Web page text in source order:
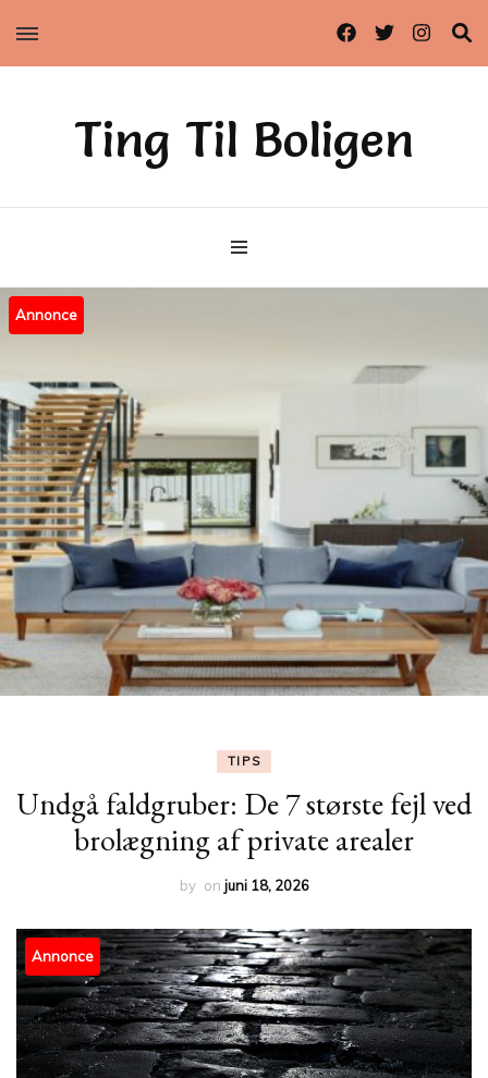
Ting Til Boligen
Annonce
TIPS
Undgå faldgruber: De 7 største fejl ved
brolægning af private arealer
by on juni 18, 2026
Annonce